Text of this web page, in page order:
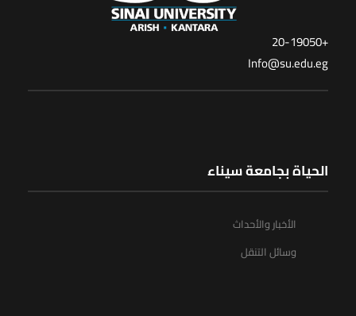
+20-19050
Info@su.edu.eg
الحياة بجامعة سيناء
الأخبار والأحداث
وسائل التنقل